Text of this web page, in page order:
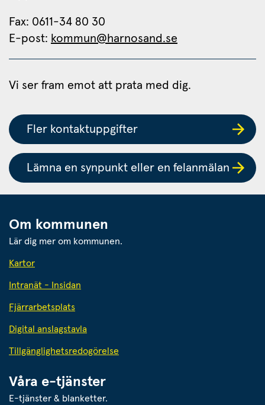
Fax: 0611-34 80 30
E-post: kommun@harnosand.se
Vi ser fram emot att prata med dig.
Fler kontaktuppgifter
Lämna en synpunkt eller en felanmälan
Om kommunen
Lär dig mer om kommunen.
Kartor
Intranät - Insidan
Fjärrarbetsplats
Digital anslagstavla
Tillgänglighetsredogörelse
Våra e-tjänster
E-tjänster & blanketter.